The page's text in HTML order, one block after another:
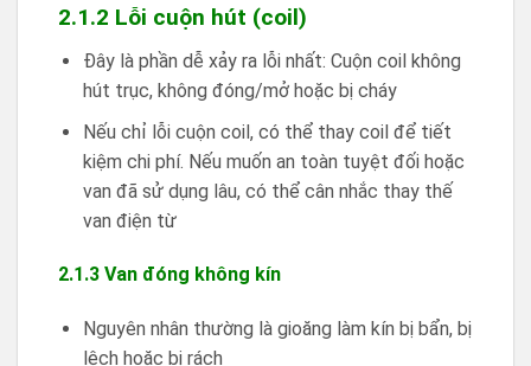
2.1.2 Lỗi cuộn hút (coil)
Đây là phần dễ xảy ra lỗi nhất: Cuộn coil không
hút trục, không đóng/mở hoặc bị cháy
Nếu chỉ lỗi cuộn coil, có thể thay coil để tiết
kiệm chi phí. Nếu muốn an toàn tuyệt đối hoặc
van đã sử dụng lâu, có thể cân nhắc thay thế
van điện từ
2.1.3 Van đóng không kín
Nguyên nhân thường là gioăng làm kín bị bẩn, bị
lệch hoặc bị rách